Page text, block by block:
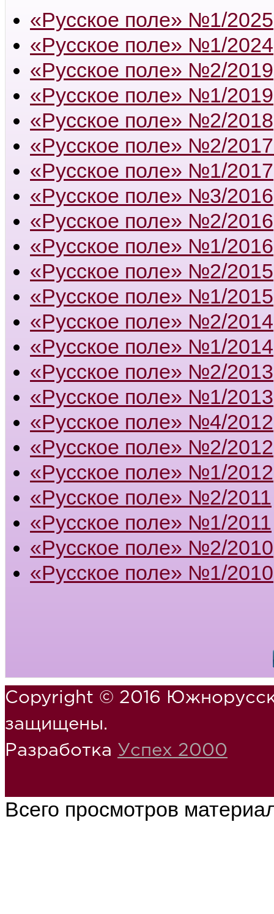
«Русское поле» №1/2025
«Русское поле» №1/2024
«Русское поле» №2/2019
«Русское поле» №1/2019
«Русское поле» №2/2018
«Русское поле» №2/
«Русское поле» №1/2017
«Русское поле» №3/2016
«Русское поле» №2/2016
«Русское поле» №1/2016
«Русское поле» №2/2015
«Русское поле» №1/2015
«Русское поле» №2/2014
«Русское поле» №1/2014
«Русское поле» №2/2013
«Русское поле» №1/2013
«Русское поле» №4/2012
«Русское поле» №2/2012
«Русское поле» №1/2012
«Русское поле» №2/2011
«Русское поле» №1/2011
«Русское поле» №2/2010
«Русское поле» №1/2010
Copyright © 2016
защищены.
Разработка Успех 2000
Всего просмотров